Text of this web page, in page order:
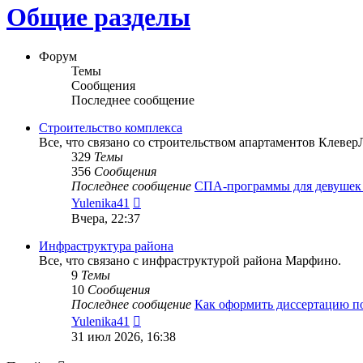
Общие разделы
Форум
Темы
Сообщения
Последнее сообщение
Строительство комплекса
Все, что связано со строительством апартаментов
329 Темы
356 Сообщения
Последнее сообщение СПА-программы для
Yulenika41
сообщению
Вчера, 22:37
Инфраструктура района
Все, что связано с инфраструктурой района Марфино.
9 Темы
10 Сообщения
Последнее сообщение Как оформить диссертацию
Yulenika41
31 июл 2026, 16:38